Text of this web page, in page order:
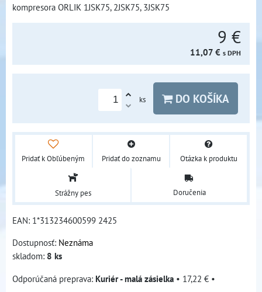
kompresora ORLIK 1JSK75, 2JSK75, 3JSK75
9 €
11,07 € s DPH
ks DO KOŠÍKA
Pridať k Obľúbeným Pridať do zoznamu Otázka k produktu
Strážny pes Doručenia
EAN: 1*313234600599 2425
Dostupnosť: Neznáma
skladom: 8 ks
Kuriér - malá zásielka • 17,22 € •